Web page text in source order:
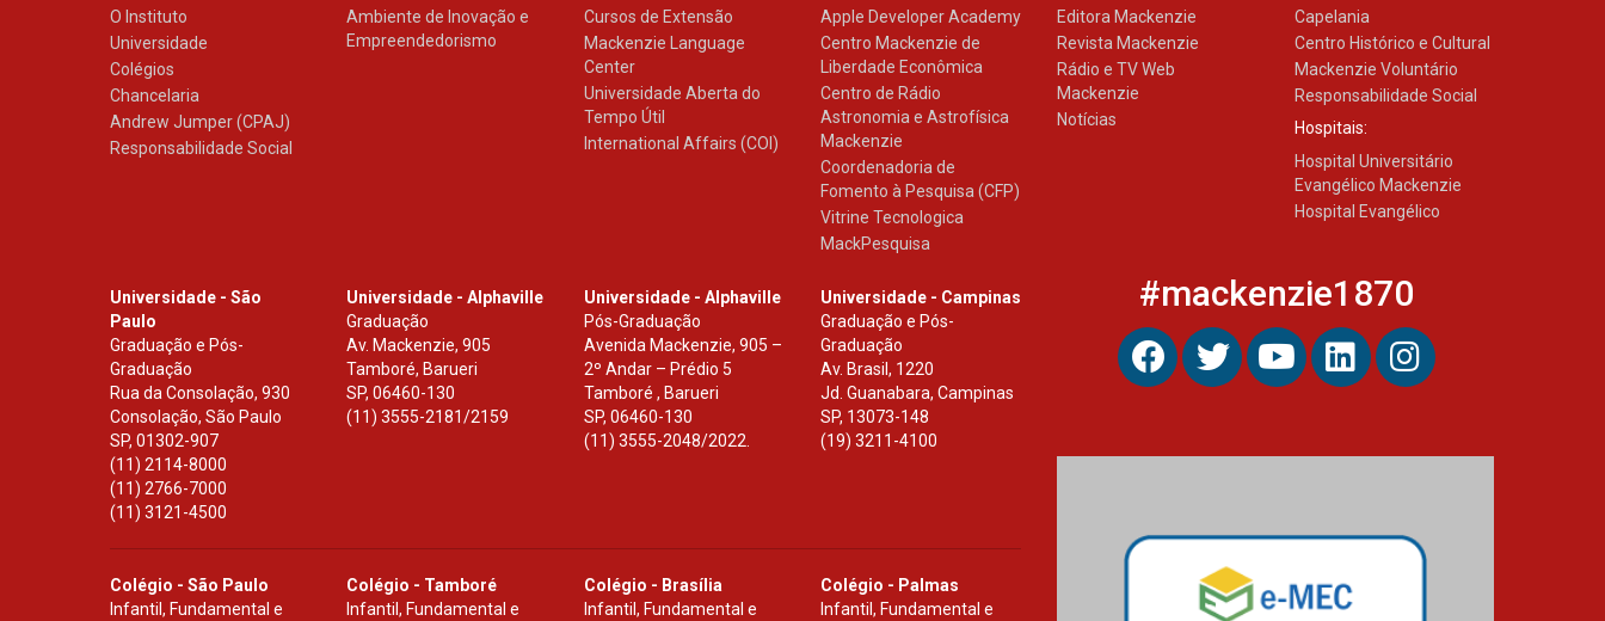
O Instituto
Universidade
Colégios
Chancelaria
Andrew Jumper (CPAJ)
Responsabilidade Social
Ambiente de Inovação e
Empreendedorismo
Cursos de Extensão
Mackenzie Language
Center
Universidade Aberta do
Tempo Útil
International Affairs (COI)
Apple Developer Academy
Centro Mackenzie de
Liberdade Econômica
Centro de Rádio
Astronomia e Astrofísica
Mackenzie
Coordenadoria de
Fomento à Pesquisa (CFP)
Vitrine Tecnologica
MackPesquisa
Editora Mackenzie
Revista Mackenzie
Rádio e TV Web
Mackenzie
Notícias
Capelania
Centro Histórico e Cultural
Mackenzie Voluntário
Responsabilidade Social
Hospitais:
Hospital Universitário
Evangélico Mackenzie
Hospital Evangélico
Universidade - São
Paulo
Graduação e Pós-
Graduação
Rua da Consolação, 930
Consolação, São Paulo
SP, 01302-907
(11) 2114-8000
(11) 2766-7000
(11) 3121-4500
Universidade - Alphaville
Graduação
Av. Mackenzie, 905
Tamboré, Barueri
SP,06460-130
(11) 3555-2181/2159
Universidade - Alphaville
Pós-Graduação
Avenida Mackenzie, 905 –
2º Andar – Prédio 5
Tamboré , Barueri
SP, 06460-130
(11) 3555-2048/2022.
Universidade - Campinas
Graduação e Pós-
Graduação
Av. Brasil, 1220
Jd. Guanabara, Campinas
SP, 13073-148
(19) 3211-4100
Colégio - São Paulo
Infantil, Fundamental e
Colégio - Tamboré
Infantil, Fundamental e
Colégio - Brasília
Infantil, Fundamental e
Colégio - Palmas
Infantil, Fundamental e
#mackenzie1870